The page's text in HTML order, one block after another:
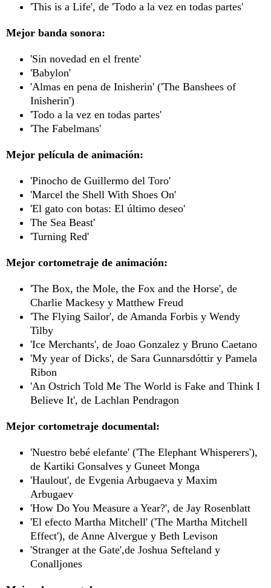
'This is a Life', de 'Todo a la vez en todas partes'
Mejor banda sonora:
'Sin novedad en el frente'
'Babylon'
'Almas en pena de Inisherin' ('The Banshees of
Inisherin')
'Todo a la vez en todas partes'
'The Fabelmans'
Mejor película de animación:
'Pinocho de Guillermo del Toro'
'Marcel the Shell With Shoes On'
'El gato con botas: El último deseo'
The Sea Beast'
'Turning Red'
Mejor cortometraje de animación:
'The Box, the Mole, the Fox and the Horse', de
Charlie Mackesy y Matthew Freud
'The Flying Sailor', de Amanda Forbis y Wendy
Tilby
'Ice Merchants', de Joao Gonzalez y Bruno Caetano
'My year of Dicks', de Sara Gunnarsdóttir y Pamela
Ribon
'An Ostrich Told Me The World is Fake and Think I
Believe It', de Lachlan Pendragon
Mejor cortometraje documental:
'Nuestro bebé elefante' ('The Elephant Whisperers'),
de Kartiki Gonsalves y Guneet Monga
'Haulout', de Evgenia Arbugaeva y Maxim
Arbugaev
'How Do You Measure a Year?', de Jay Rosenblatt
'El efecto Martha Mitchell' ('The Martha Mitchell
Effect'), de Anne Alvergue y Beth Levison
'Stranger at the Gate',de Joshua Sefteland y
Conalljones